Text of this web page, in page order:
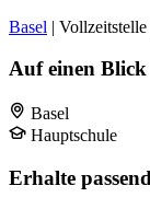
Basel |
Auf einen Blick
Basel
Hauptschule
Erhalte